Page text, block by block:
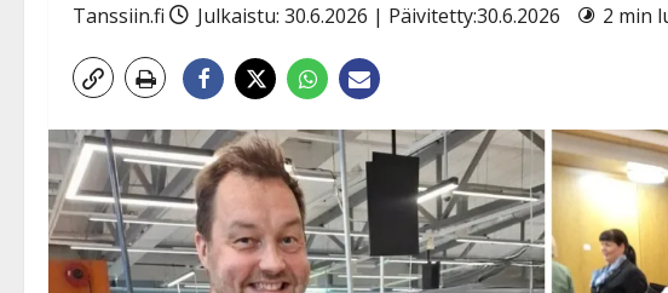
Tanssiin.fi Julkaistu: 30.6.2026 | Päivitetty:30.6.2026 2 min